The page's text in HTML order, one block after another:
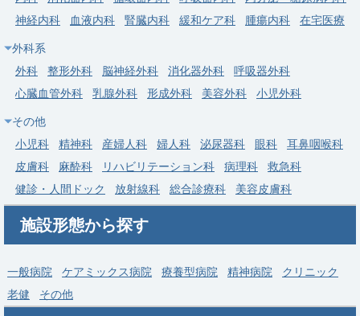
神経内科
血液内科 腎臓内科 緩和ケア科 腫瘍内科 在宅医療
外科系
外科
整形外科 脳神経外科 消化器外科
呼吸器外科
心臓血管外科
乳腺外科 形成外科 美容外科 小児外科
その他
小児科
精神科 産婦人科 婦人科 泌尿器科 眼科
耳鼻咽喉科
皮膚科
麻酔科 リハビリテーション科 病理科
救急科
健診・人間ドック
放射線科 総合診療科 美容皮膚科
施設形態から探す
一般病院 ケアミックス病院 療養型病院 精神病院
クリニック
老健
その他